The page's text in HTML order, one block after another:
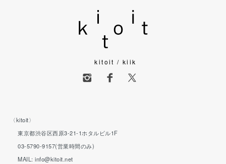
kitoit / kiik
〈kitoit〉
東京都渋谷区西原3-21-1ホタルビル1F
03-5790-9157(営業時間のみ)
MAIL: info@kitoit.net